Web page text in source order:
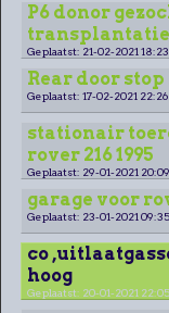
P6 donor
transplantatie
Geplaatst: 21-02-2021
Rear door stop
Geplaatst: 17-02-2021
stationair
rover 216 1995
Geplaatst: 29-01-2021
garage voor
Geplaatst: 23-01-2021
co
hoog
Geplaatst: 20-01-2021